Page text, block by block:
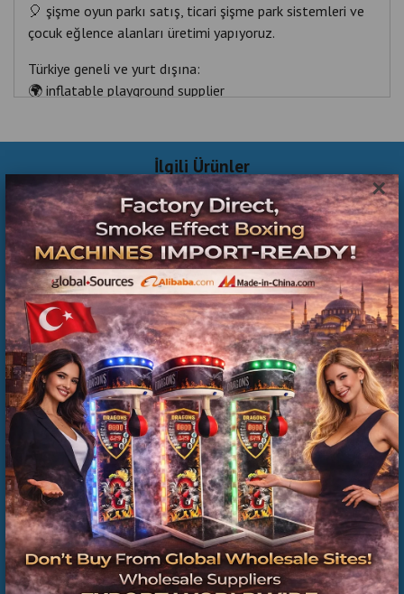
×
🎈 şişme oyun parkı satış, ticari şişme park sistemleri ve
çocuk eğlence alanları üretimi yapıyoruz.
Türkiye geneli ve yurt dışına:
🌍 inflatable playground supplier
olarak profesyonel çözümler sunuyoruz.
🏰 SATIŞINI YAPTIĞIMIZ
ÜRÜNLER
✔ Şişme oyun parkı
✔ Commercial inflatable park sistemleri
✔ Bounce house modelleri
✔ Şişme kaydırak sistemleri
✔ Çocuk oyun alanları
✔ Festival & organizasyon parkları
🌍 YURT İÇİ & YURT DIŞI
SATIŞ
📦 Türkiye geneli hızlı sevkiyat
✈️ Avrupa, Orta Doğu ve Balkan ülkelerine ihracat
🤝 Toptan satış ve iş ortaklığı fırsatları
İlgili Ürünler
Commercial Inflatable Playground Manufacturer
Turkey | Installation & Project Solutions